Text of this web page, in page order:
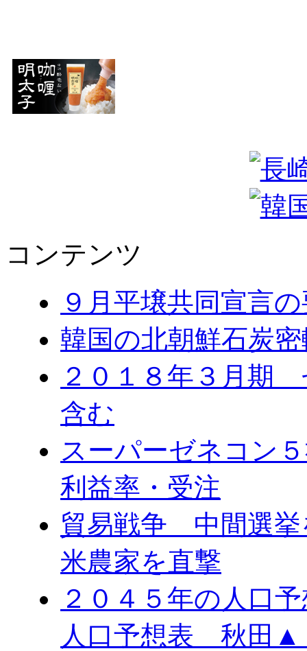
コンテンツ
９月平壌共同宣言
韓国の北朝鮮石炭
２０１８年３月期
含む
スーパーゼネコン
利益率・受注
貿易戦争 中間選
米農家を直撃
２０４５年の人口
人口予想表 秋田▲